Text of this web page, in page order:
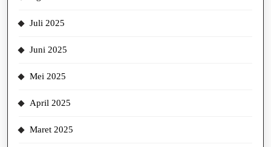
Juli 2025
Juni 2025
Mei 2025
April 2025
Maret 2025